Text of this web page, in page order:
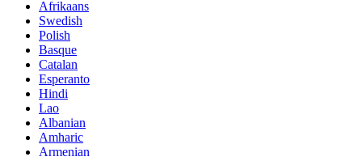
Afrikaans
Swedish
Polish
Basque
Catalan
Esperanto
Hindi
Lao
Albanian
Amharic
Armenian